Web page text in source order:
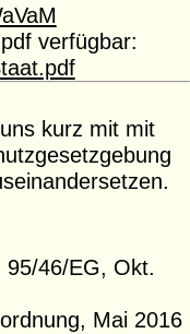
verfügbar:
kurz mit mit
95/46/EG, Okt.
Mai 2016